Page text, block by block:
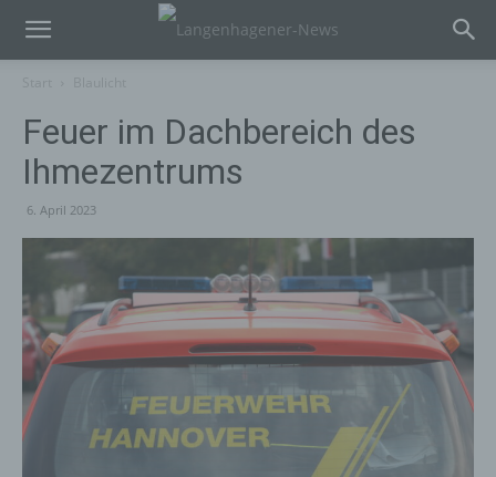
Feuer im Dachbereich des
Ihmezentrums
6. April 2023